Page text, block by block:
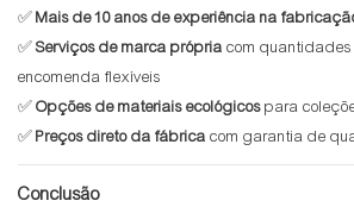
✅Mais de 10 anos de experiência na
✅Serviços de marca própria com quantidades
encomenda flexíveis
✅Opções de materiais ecológicospara
✅Preços direto da fábrica com garantia de
Conclusão